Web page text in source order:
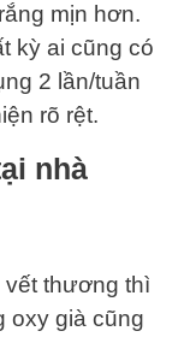
mịn hơn.
kỳ ai cũng có
2 lần/tuần
rõ rệt.
nhà
vết thương thì
oxy già cũng